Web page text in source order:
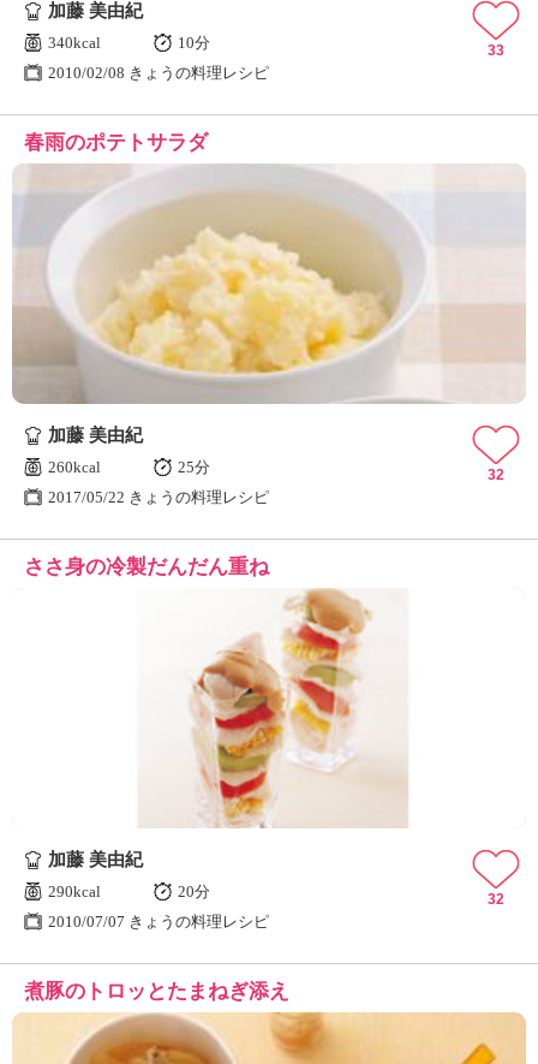
加藤 美由紀
340kcal
10分
2010/02/08 きょうの料理レシピ
33
春雨のポテトサラダ
加藤 美由紀
260kcal
25分
2017/05/22 きょうの料理レシピ
32
ささ身の冷製だんだん重ね
加藤 美由紀
290kcal
20分
2010/07/07 きょうの料理レシピ
32
煮豚のトロッとたまねぎ添え